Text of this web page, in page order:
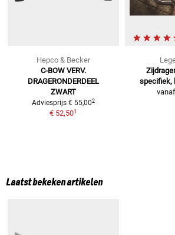
Hepco & Becker
C-BOW VERV.
DRAGERONDERDEEL
ZWART
Adviesprijs € 55,002
€ 52,501
specifiek,
vanaf
Laatst bekeken artikelen